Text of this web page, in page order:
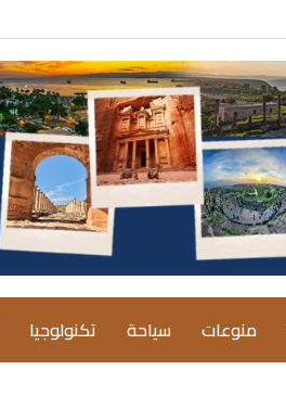
منوعات سياحة تكنولوجيا